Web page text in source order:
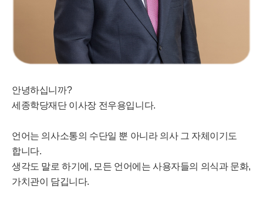
안녕하십니까?
세종학당재단 이사장 전우용입니다.
언어는 의사소통의 수단일 뿐 아니라 의사 그 자체이기도
합니다.
생각도 말로 하기에, 모든 언어에는 사용자들의 의식과 문화,
가치관이 담깁니다.